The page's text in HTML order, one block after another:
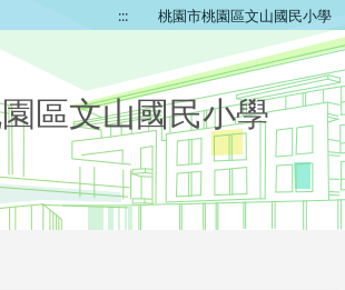
::: 桃園市桃園區文山國民小學
區文山國民小學